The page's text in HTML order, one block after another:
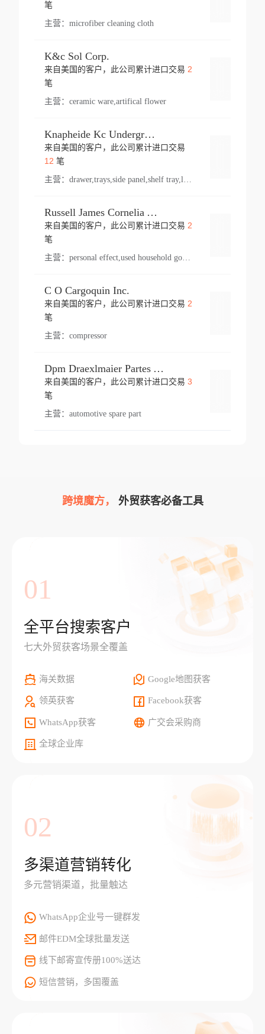
笔
主营： microfiber cleaning cloth
K&c Sol Corp.
来自美国的客户，此公司累计进口交易 2
笔
主营： ceramic ware,artifical flower
Knapheide Kc Underground
来自美国的客户，此公司累计进口交易
12 笔
主营：
Russell James Cornelia Arlington Va
来自美国的客户，此公司累计进口交易 2
笔
主营： personal effect,used household goods
C O Cargoquin Inc.
来自美国的客户，此公司累计进口交易 2
笔
主营： compressor
Dpm Draexlmaier Partes Automotrices Corr Ind Huejotzingo
来自美国的客户，此公司累计进口交易 3
笔
主营： automotive spare part
跨境魔方， 外贸获客必备工具
01
全平台搜索客户
七大外贸获客场景全覆盖
海关数据 Google地图获客
领英获客 Facebook获客
WhatsApp获客 广交会采购商
全球企业库
02
多渠道营销转化
多元营销渠道，批量触达
WhatsApp企业号一键群发
邮件EDM全球批量发送
线下邮寄宣传册100%送达
短信营销，多国覆盖